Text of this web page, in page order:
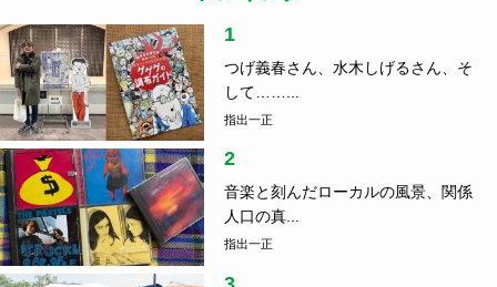
1
つげ義春さん、水木しげるさん、そ
して……...
指出一正
2
音楽と刻んだローカルの風景、関係
人口の真...
指出一正